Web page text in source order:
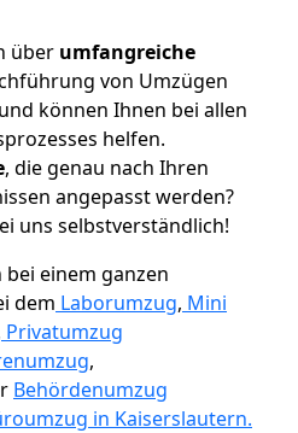
über umfangreiche
von Umzügen
können Ihnen bei allen
helfen.
, die genau nach Ihren
angepasst werden?
uns selbstverständlich!
einem ganzen
dem Laborumzug, Mini
Privatumzug
,
Behördenumzug
in Kaiserslautern.